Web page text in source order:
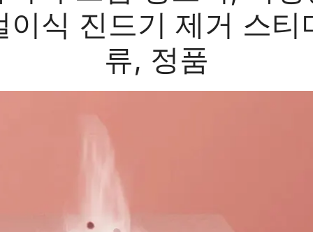
이식 진드기 제거 스티
류, 정품